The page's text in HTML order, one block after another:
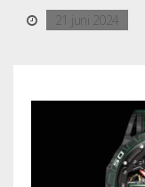
21 juni 2024